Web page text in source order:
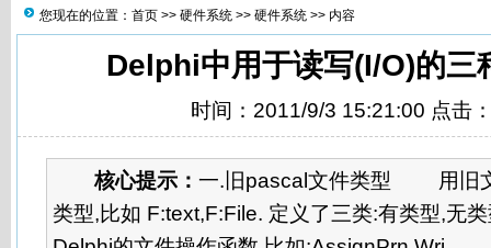
您现在的位置： 首页 >> 硬件系统 >> 硬件系统 >> 内容
Delphi中用于读写(I/O)的三
时间：2011/9/3 15:21:00 点击
核心提示： 一.旧pascal文件类型 用旧
类型,比如 F:text,F:File. 定义了三类:有类型,无